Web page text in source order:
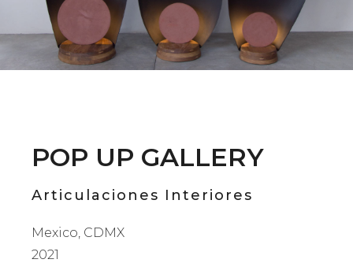
POP UP GALLERY
Articulaciones Interiores
Mexico, CDMX
2021